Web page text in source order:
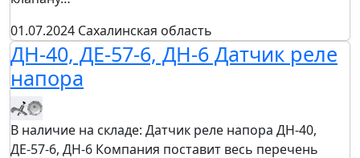
01.07.2024 Сахалинская область
ДН-40, ДЕ-57-6, ДН-6 Датчик реле
напора
В наличие на складе: Датчик реле напора ДН-40,
ДЕ-57-6, ДН-6 Компания поставит весь перечень